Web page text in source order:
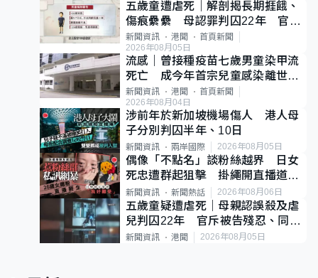
五歲童遭虐死｜解剖揭長期捱餓、
傷痕纍纍 母認罪判囚22年 官斥
冷血：同類案最惡劣
新聞資訊 港聞
首頁新聞
2026年08月05日
流感｜曾接種疫苗七歲男童染甲流
死亡 成今年首宗兒童感染離世個
案
新聞資訊 港聞
首頁新聞
2026年08月04日
涉前年於新加坡機場傷人 港人母
子分別判囚半年、10日
新聞資訊 兩岸國際 2026年08月05日
偶像「不點名」談粉絲越界 日女
死忠遭群起狙擊 掛繩開直播道歉
後輕生
新聞資訊 新聞熱話 2026年08月06日
五歲童疑遭虐死｜母親認誤殺及虐
兒判囚22年 官斥被告殘忍、同類
案最惡劣
新聞資訊 港聞 2026年08月05日